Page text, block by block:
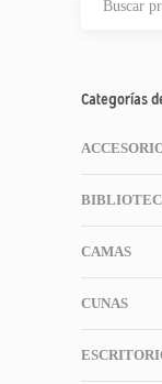
Categorías
CAMAS
CUNAS